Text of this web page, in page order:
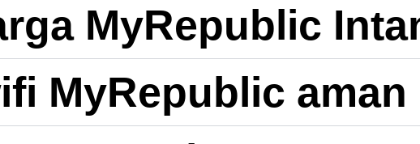
MyRepublic
MyRepublic